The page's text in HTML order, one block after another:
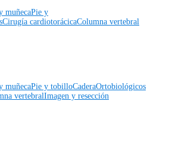
muñecaPie y
Cirugía cardiotorácicaColumna vertebral
muñecaPie y tobilloCaderaOrtobiológicos
vertebralImagen y resección